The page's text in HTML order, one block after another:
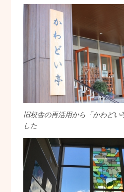
旧校舎の再活用から「かわどい
した